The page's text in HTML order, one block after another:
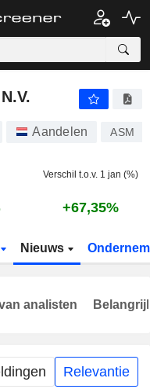
Aandelen ASM
Verschil t.o.v. 1 jan (%)
+67,35%
Nieuws
Relevantie
analisten